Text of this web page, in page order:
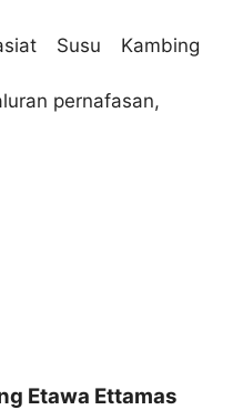
Susu Kambing
pernafasan,
Etawa Ettamas